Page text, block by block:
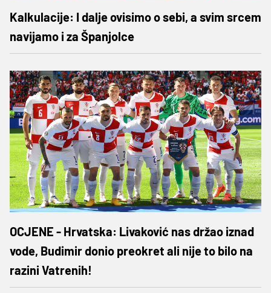
Kalkulacije: I dalje ovisimo o sebi, a svim srcem
navijamo i za Španjolce
OCJENE - Hrvatska: Livaković nas držao iznad
vode, Budimir donio preokret ali nije to bilo na
razini Vatrenih!